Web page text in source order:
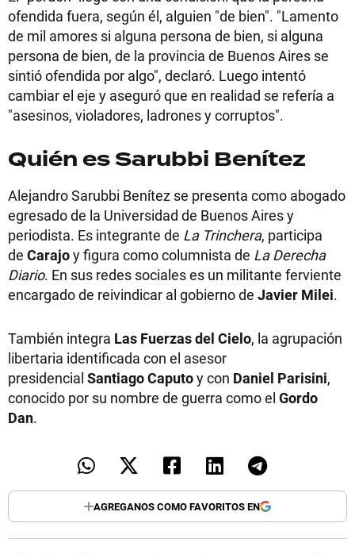
ofendida fuera, según él, alguien "de bien". "Lamento
de mil amores si alguna persona de bien, si alguna
persona de bien, de la provincia de Buenos Aires se
sintió ofendida por algo", declaró. Luego intentó
cambiar el eje y aseguró que en realidad se refería a
"asesinos, violadores, ladrones y corruptos".
Quién es Sarubbi Benítez
Alejandro Sarubbi Benítez se presenta como abogado
egresado de la Universidad de Buenos Aires y
periodista. Es integrante de La Trinchera, participa
de Carajoy figura como columnista de La Derecha
Diario. En sus redes sociales es un militante ferviente
encargado de reivindicar al gobierno de Javier Milei.
También integra Las Fuerzas del Cielo, la agrupación
libertaria identificada con el asesor
presidencial Santiago Caputoy con Daniel Parisini,
conocido por su nombre de guerra como el Gordo
Dan.
AGREGANOS COMO FAVORITOS EN